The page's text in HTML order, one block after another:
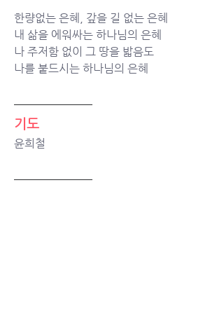
한량없는 은혜, 갚을 길 없는 은혜
내 삶을 에워싸는 하나님의 은혜
나 주저함 없이 그 땅을 밟음도
나를 붙드시는 하나님의 은혜
기도
윤희철